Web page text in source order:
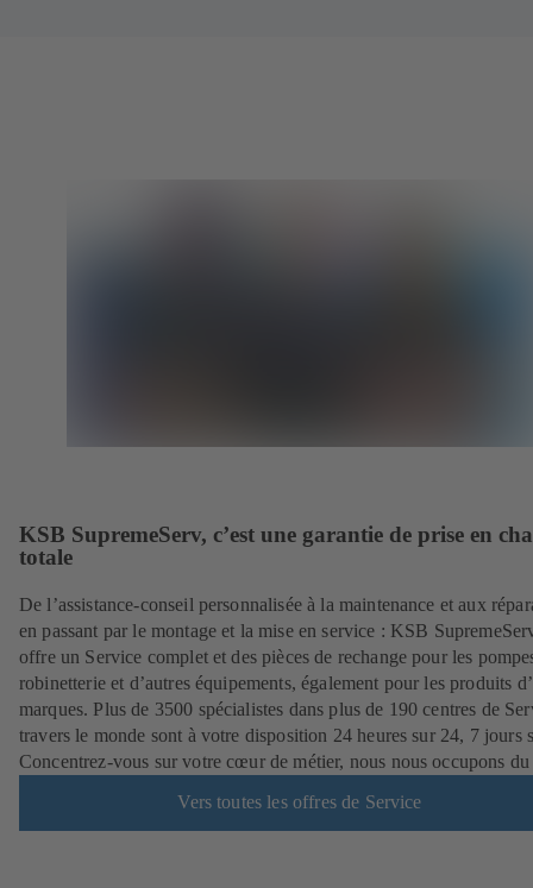
KSB SupremeServ, c’est une garantie de prise en
totale
De l’assistance-conseil personnalisée à la maintenance et aux
en passant par le montage et la mise en service : KSB
offre un Service complet et des pièces de rechange pour les
robinetterie et d’autres équipements, également pour les produits
marques. Plus de 3500 spécialistes dans plus de 190 centres de
travers le monde sont à votre disposition 24 heures sur 24, 7 jours
Concentrez-vous sur votre cœur de métier, nous nous occupons du
Vers toutes les offres de Service